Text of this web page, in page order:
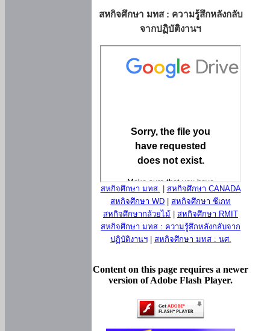
สหกิจศึกษา มทส : ความรู้สึกหลังกลับ
จากปฏิบัติงานฯ
สหกิจศึกษา มทส.
สหกิจศึกษา CANADA
สหกิจศึกษา WD
สหกิจศึกษา ซีเกท
สหกิจศึกษากล้วยไม้
สหกิจศึกษา RMIT
สหกิจศึกษา มทส : ความรู้สึกหลังกลับจาก
ปฏิบัติงานฯ| สหกิจศึกษา มทส : นศ.
Content on this page requires a newer
version of Adobe Flash Player.